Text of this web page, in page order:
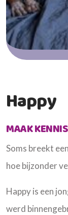
Happy
MAAK
Soms breekt
hoe bijzonder
Happy is een
werd